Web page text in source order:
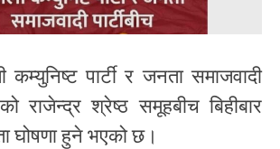
पार्टी र जनता समाजवादी
राजेन्द्र श्रेष्ठ समूहबीच बिहीबार
घोषणा हुने भएको छ।